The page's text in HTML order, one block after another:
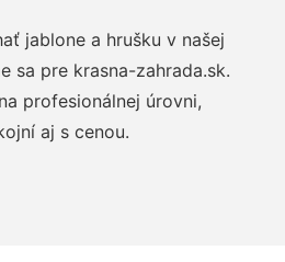
jablone a hrušku v našej
sa pre krasna-zahrada.sk.
profesionálnej úrovni,
aj s cenou.